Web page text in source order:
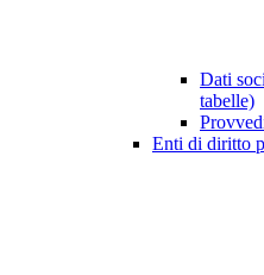
Dati
tabelle)
Enti di diritto